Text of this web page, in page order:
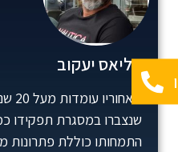
אליאס יעקוב
שנצברו במסגרת תפקידו
התמחותו כוללת פתרונות